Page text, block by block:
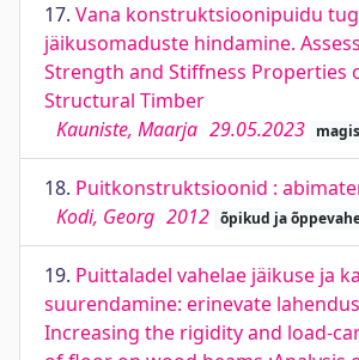
17. Vana konstruktsioonipuidu
jäikusomaduste hindamine.
Strength and Stiffness Properties
Structural Timber
Kauniste, Maarja 29.05.2023
18. Puitkonstruktsioonid :
Kodi, Georg 2012 õpikud ja
19. Puittaladel vahelae jäikuse ja
suurendamine: erinevate
Increasing the rigidity and load-